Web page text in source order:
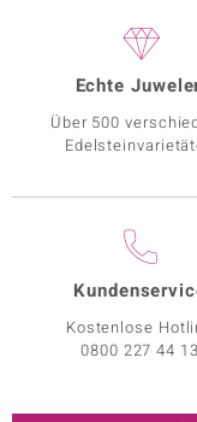
Echte
Über 500
Kostenlose
0800 227 44 13